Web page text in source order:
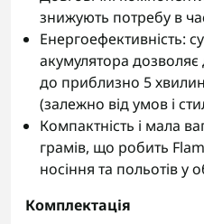
знижують потребу в
Енергоефективність:
акумулятора дозволяє
до приблизно 5
(залежно від умов і
Компактність і мала
грамів, що робить
носіння та польотів у
Комплектація